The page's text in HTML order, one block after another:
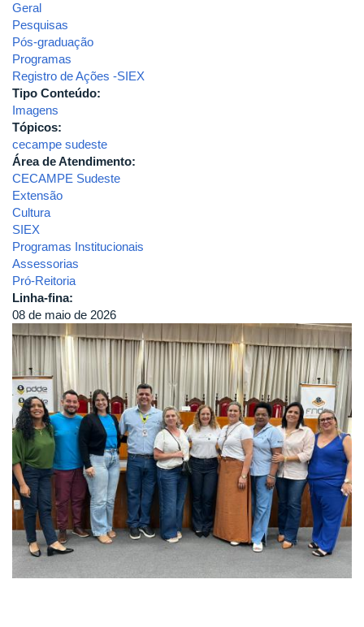
Geral
Pesquisas
Pós-graduação
Programas
Registro de Ações -SIEX
Tipo Conteúdo:
Imagens
Tópicos:
cecampe sudeste
Área de Atendimento:
CECAMPE Sudeste
Extensão
Cultura
SIEX
Programas Institucionais
Assessorias
Pró-Reitoria
Linha-fina:
08 de maio de 2026